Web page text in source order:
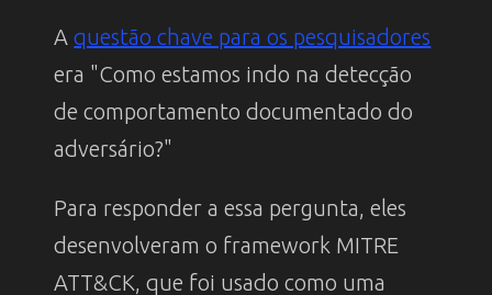
Aquestão chave para os pesquisadores
era "Como estamos indo na detecção
de comportamento documentado do
adversário?"
Para responder a essa pergunta, eles
desenvolveram o framework MITRE
ATT&CK, que foi usado como uma